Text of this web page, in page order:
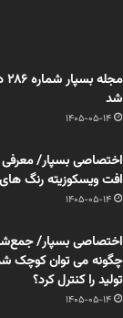
شد
1405-05-14
اختصاصی بسپار/
افت ویسکوزیته رنگ
1405-05-14
اختصاصی بسپار/
چگونه می توان کوچک
تولید را کنترل کرد؟
1405-05-14